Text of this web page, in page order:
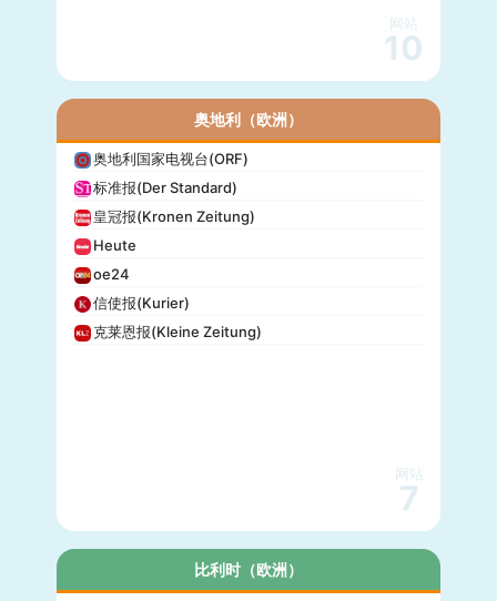
网站
10
奥地利（欧洲）
奥地利国家电视台(ORF)
标准报(Der Standard)
皇冠报(Kronen Zeitung)
Heute
oe24
信使报(Kurier)
克莱恩报(Kleine Zeitung)
网站
7
比利时（欧洲）